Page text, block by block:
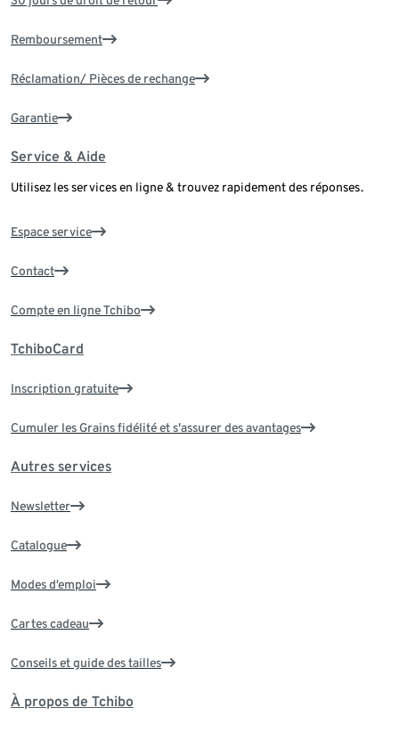
Remboursement
Réclamation/ Pièces de rechange
Garantie
Service & Aide
Utilisez les services en ligne & trouvez rapidement des réponses.
Espace service
Contact
Compte en ligne Tchibo
TchiboCard
Inscription gratuite
Cumuler les Grains fidélité et s'assurer des avantages
Autres services
Newsletter
Catalogue
Modes d’emploi
Cartes cadeau
Conseils et guide des tailles
À propos de Tchibo